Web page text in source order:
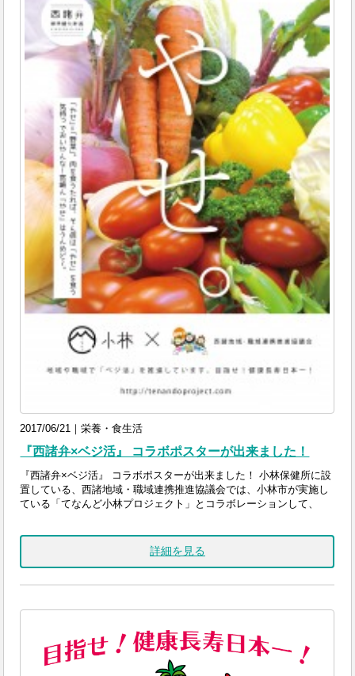
2017/06/21｜栄養・食生活
『西諸弁×ベジ活』 コラボポスターが出来ました！
『西諸弁×ベジ活』 コラボポスターが出来ました！ 小林保健所に設
置している、西諸地域・職域連携推進協議会では、小林市が実施し
ている「てなんど小林プロジェクト」とコラボレーションして、
詳細を見る